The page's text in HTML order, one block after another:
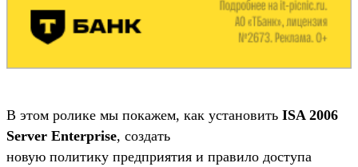
В этом ролике мы покажем, как установить ISA 2006
Server Enterprise, создать
новую политику предприятия и правило доступа